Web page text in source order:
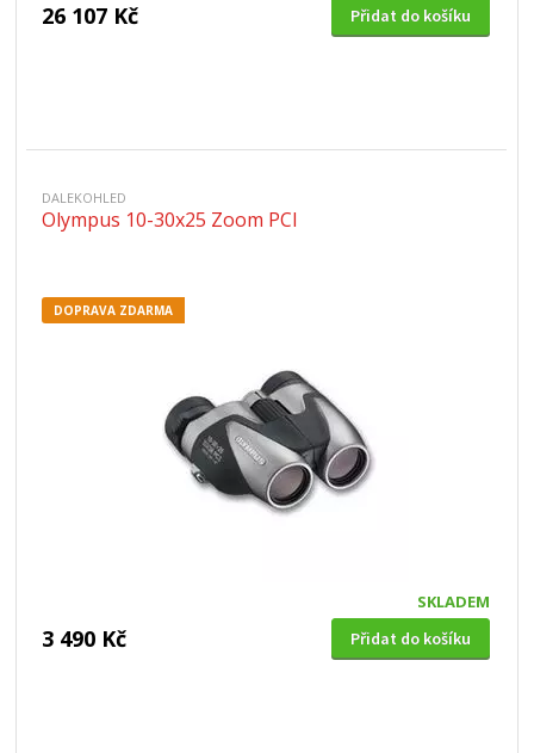
26 107 Kč Přidat do košíku
DALEKOHLED
Olympus 10-30x25 Zoom PCI
DOPRAVA ZDARMA
SKLADEM
3 490 Kč Přidat do košíku